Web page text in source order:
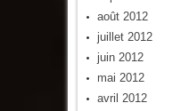
août 2012
juillet 2012
juin 2012
mai 2012
avril 2012